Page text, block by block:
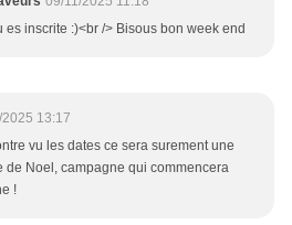
es inscrite :)<br /> Bisous bon week end
13:17
vu les dates ce sera surement une
de Noel, campagne qui commencera
!